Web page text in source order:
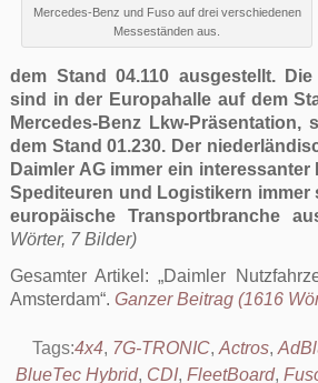
Mercedes-Benz und Fuso auf drei verschiedenen
Messeständen aus.
dem Stand 04.110 ausgestellt.
sind in der Europahalle auf dem
Mercedes-Benz Lkw-
dem Stand 01.230. Der
Daimler AG immer ein
Spediteuren und Logistikern
europäische Transportbranche
Wörter, 7 Bilder)
Gesamter Artikel: Daimler
Amsterdam . Ganzer Beitrag (1616
Tags:4x4, 7G-TRONIC, Actros,
BlueTec Hybrid, CDI, FleetBoard,